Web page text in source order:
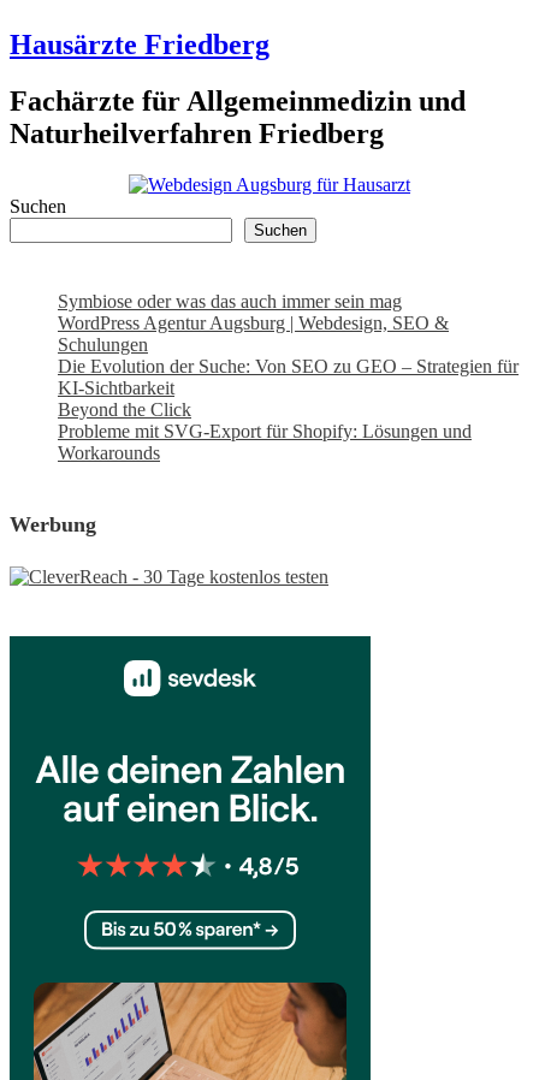
Hausärzte Friedberg
Fachärzte für Allgemeinmedizin und
Naturheilverfahren Friedberg
Suchen
Suchen
Symbiose oder was das auch immer sein mag
WordPress Agentur Augsburg | Webdesign, SEO &
Schulungen
Die Evolution der Suche: Von SEO zu GEO – Strategien für
KI-Sichtbarkeit
Beyond the Click
Probleme mit SVG-Export für Shopify: Lösungen und
Workarounds
Werbung